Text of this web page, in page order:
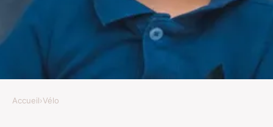
Accueil›Vélo